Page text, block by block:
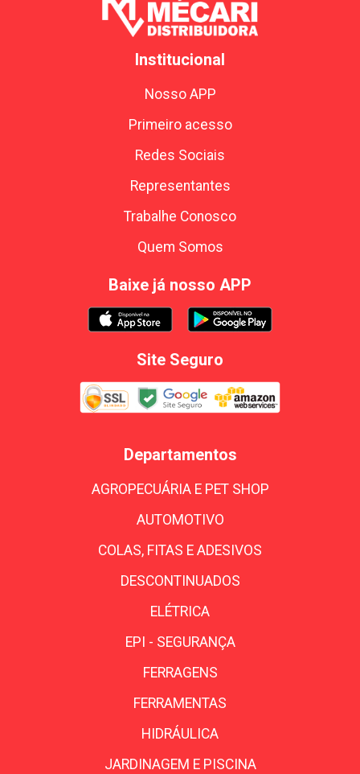
Institucional
Nosso APP
Primeiro acesso
Redes Sociais
Representantes
Trabalhe Conosco
Quem Somos
Baixe já nosso APP
Site Seguro
Departamentos
AGROPECUÁRIA E PET SHOP
AUTOMOTIVO
COLAS, FITAS E ADESIVOS
DESCONTINUADOS
ELÉTRICA
EPI - SEGURANÇA
FERRAGENS
FERRAMENTAS
HIDRÁULICA
JARDINAGEM E PISCINA